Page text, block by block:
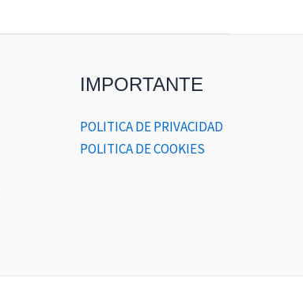
IMPORTANTE
POLITICA DE PRIVACIDAD
POLITICA DE COOKIES